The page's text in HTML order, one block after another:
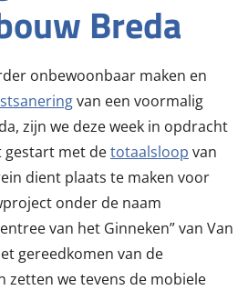
Breda
onbewoonbaar maken en
van een voormalig
zijn we deze week in opdracht
gestart met detotaalsloop van
dient plaats te maken voor
onder de naam
van het Ginneken” van Van
gereedkomen van de
zetten we tevens de mobiele